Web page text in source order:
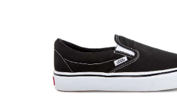
VÝPREDAJ